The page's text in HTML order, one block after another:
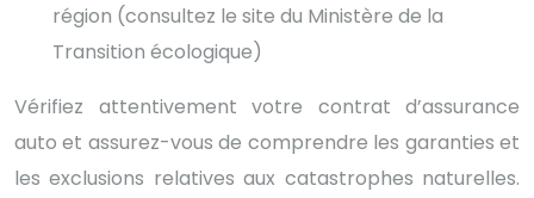
région (consultez le site du Ministère de la
Transition écologique)
Vérifiez attentivement votre contrat d’assurance
auto et assurez-vous de comprendre les garanties et
les exclusions relatives aux catastrophes naturelles.